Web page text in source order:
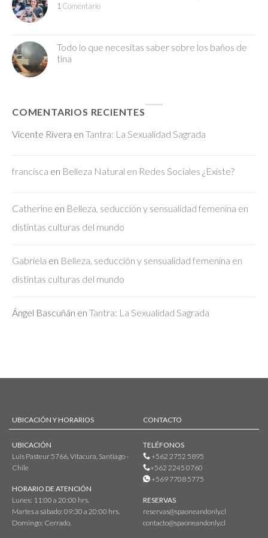
1 Comentario
Todo lo que necesitas saber sobre los baños de
tina
COMENTARIOS RECIENTES
Vicente Rivera en Tantra: La Sexualidad Sagrada
francisca en Belleza Natural en Redes Sociales ¿Existe?
Catherine en Belleza, seducción y sensualidad femenina en
distintas culturas del mundo
Gabriela en Belleza, seducción y sensualidad femenina en
distintas culturas del mundo
Ángel Bascuñán en Tantra: La Sexualidad Sagrada
UBICACIÓN Y HORARIOS
UBICACIÓN
Luis Pasteur 5766, Vitacura, Santiago -
Chile
HORARIO DE ATENCIÓN
Lunes: 11:00 a 20:00 hrs.
Martes a sábado: 09:30 a 20:00 hrs.
Domingo: Cerrado.
CONTACTO
TELÉFONOS
+562 2752 5895
+562 2245 0760
+569 7708 5775
RESERVAS
reservas@spaoneandonly.cl
contacto@spaoneandonly.cl